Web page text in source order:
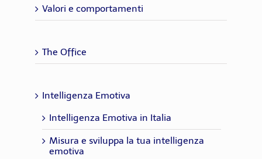
Valori e comportamenti
The Office
Intelligenza Emotiva
Intelligenza Emotiva in Italia
Misura e sviluppa la tua intelligenza
emotiva